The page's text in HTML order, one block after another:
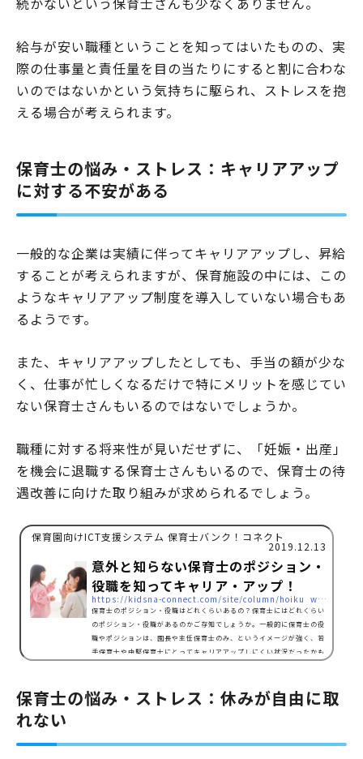
給与が安い職種ということを知ってはいたものの、実
際の仕事量と責任量を目の当たりにすると割に合わな
いのではないかという気持ちに駆られ、ストレスを抱
える場合が考えられます。
保育士の悩み・ストレス：キャリアアップ
に対する不安がある
一般的な企業は実績に伴ってキャリアアップし、昇給
することが考えられますが、保育施設の中には、この
ようなキャリアアップ制度を導入していない場合もあ
るようです。
また、キャリアアップしたとしても、手当の額が少な
く、仕事が忙しくなるだけで特にメリットを感じてい
ない保育士さんもいるのではないでしょうか。
職種に対する将来性が見いだせずに、「妊娠・出産」
を機会に退職する保育士さんもいるので、保育士の待
遇改善に向けた取り組みが求められるでしょう。
保育園向けICT支援システム 保育士バンク！コネクト
2019.12.13
意外と知らない保育士のポジション・
役職を知ってキャリア・アップ！
https://kidsna-connect.com/site/column/hoiku_workstyle/1593
保育士のポジション・役職はどれくらいあるの？保育士にはどれくらい
のポジション・役職があるのかご存知でしょうか。一般的に保育士の役
職やポジションは、園長や主任保育士のみ、というイメージが強く、若
手保育士や中堅保育士にとってキャリアアップしにくい状況だったかも
ーダー 副主任保育士以上のポジション・役職を新たに追加しました。
内閣府「平成 30 年度 子ども・子育て支援新制度 市町…
保育士の悩み・ストレス：休みが自由に取
れない